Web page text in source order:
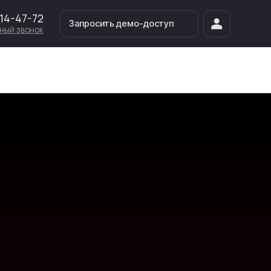
Запросить демо-доступ
Запросить демо-доступ